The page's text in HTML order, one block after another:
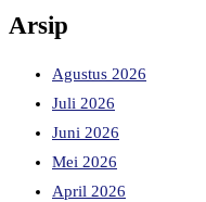
Arsip
Agustus 2026
Juli 2026
Juni 2026
Mei 2026
April 2026